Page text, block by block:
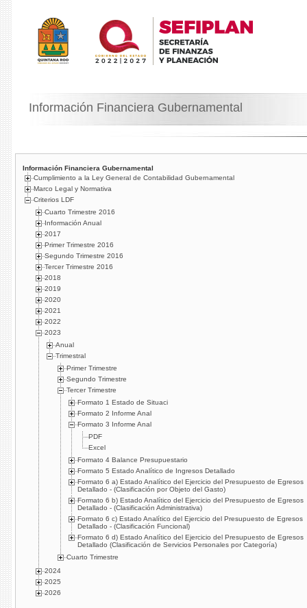
Información Financiera Gubernamental
Información Financiera Gubernamental
Cumplimiento a la Ley General de Contabilidad Gubernamental
Marco Legal y Normativa
Criterios LDF
Cuarto Trimestre 2016
Información Anual
2017
Primer Trimestre 2016
Segundo Trimestre 2016
Tercer Trimestre 2016
2018
2019
2020
2021
2022
2023
Anual
Trimestral
Primer Trimestre
Segundo Trimestre
Tercer Trimestre
Formato 1 Estado de Situaci
Formato 2 Informe Anal
Formato 3 Informe Anal
PDF
Excel
Formato 4 Balance Presupuestario
Formato 5 Estado Analítico de Ingresos Detallado
Formato 6 a) Estado Analítico del Ejercicio del Presupuesto de Egresos
Detallado - (Clasificación por Objeto del Gasto)
Formato 6 b) Estado Analítico del Ejercicio del Presupuesto de Egresos
Detallado - (Clasificación Administrativa)
Formato 6 c) Estado Analítico del Ejercicio del Presupuesto de Egresos
Detallado - (Clasificación Funcional)
Formato 6 d) Estado Analítico del Ejercicio del Presupuesto de Egresos
Detallado (Clasificación de Servicios Personales por Categoría)
Cuarto Trimestre
2024
2025
2026